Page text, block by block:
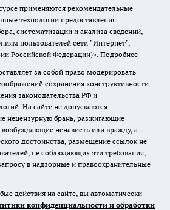
применяются рекомендательные
технологии предоставления
систематизации и анализа сведений,
пользователей сети "Интернет",
Российской Федерации)». Подробнее
за собой право модерировать
сохранения конструктивности
законодательства РФ и
На сайте не допускаются
нецензурную брань, разжигающие
ненависть или вражду, а
достоинства, размещение ссылок не
не соблюдающих эти требования,
в надзорные и правоохранительные
действия на сайте, вы автоматически
конфиденциальности и обработки